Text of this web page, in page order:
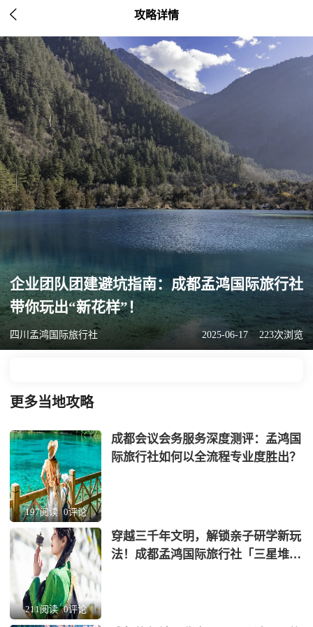
 攻略详情
企业团队团建避坑指南：成都孟鸿国际旅行社
带你玩出“新花样”！
四川孟鸿国际旅行社 2025-06-17 223次浏览
更多当地攻略
197阅读 0评论
成都会议会务服务深度测评：孟鸿国
际旅行社如何以全流程专业度胜出？
211阅读 0评论
穿越三千年文明，解锁亲子研学新玩
法！成都孟鸿国际旅行社「三星堆